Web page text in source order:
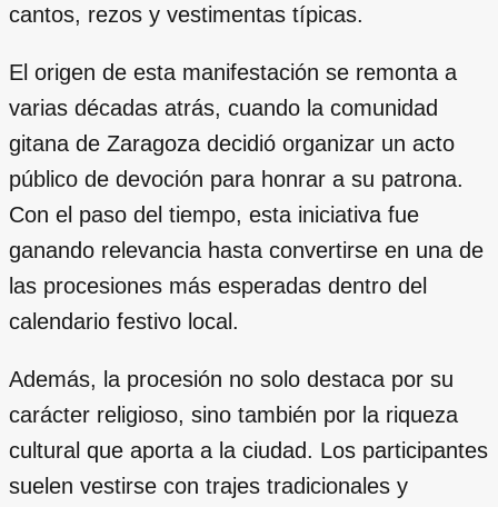
cantos, rezos y vestimentas típicas.
El origen de esta manifestación se remonta a
varias décadas atrás, cuando la comunidad
gitana de Zaragoza decidió organizar un acto
público de devoción para honrar a su patrona.
Con el paso del tiempo, esta iniciativa fue
ganando relevancia hasta convertirse en una de
las procesiones más esperadas dentro del
calendario festivo local.
Además, la procesión no solo destaca por su
carácter religioso, sino también por la riqueza
cultural que aporta a la ciudad. Los participantes
suelen vestirse con trajes tradicionales y